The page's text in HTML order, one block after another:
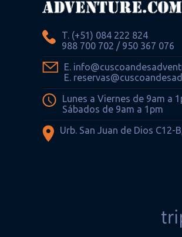
T. (+51) 084 222 824
988 700 702 / 950 367 076
E.
E.
Lunes a Viernes de 9am a
Sábados de 9am a 1pm
Urb. San Juan de Dios C12-